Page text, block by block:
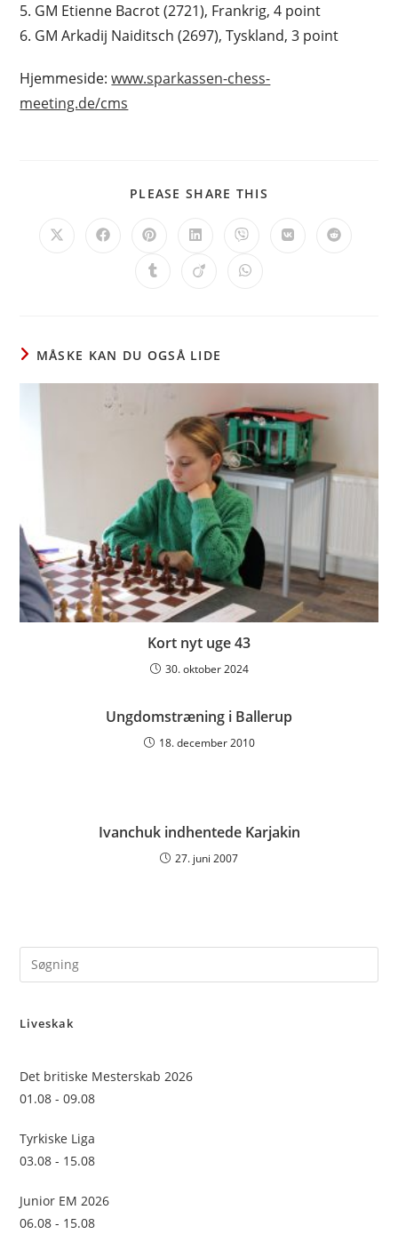
5. GM Etienne Bacrot (2721), Frankrig, 4 point
6. GM Arkadij Naiditsch (2697), Tyskland, 3 point
Hjemmeside:www.sparkassen-chess-
meeting.de/cms
PLEASE SHARE THIS
Opens
Opens Opens
a
new
Opens
a
new
Opens
a
new
Opens Opens
Opens Opens Opens
MÅSKE KAN DU OGSÅ LIDE
Kort nyt uge 43
30. oktober 2024
Ungdomstræning i Ballerup
18. december 2010
Ivanchuk indhentede Karjakin
27. juni 2007
Liveskak
Det britiske Mesterskab 2026
01.08 - 09.08
Tyrkiske Liga
03.08 - 15.08
Junior EM 2026
06.08 - 15.08